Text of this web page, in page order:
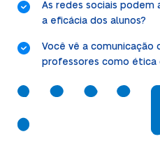
As redes sociais podem
a eficácia dos alunos?
Você vê a comunicação
professores como ética